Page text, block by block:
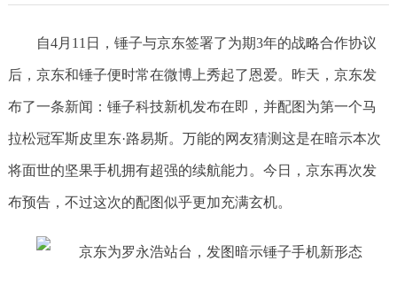
自4月11日，锤子与京东签署了为期3年的战略合作协议
后，京东和锤子便时常在微博上秀起了恩爱。昨天，京东发
布了一条新闻：锤子科技新机发布在即，并配图为第一个马
拉松冠军斯皮里东·路易斯。万能的网友猜测这是在暗示本次
将面世的坚果手机拥有超强的续航能力。今日，京东再次发
布预告，不过这次的配图似乎更加充满玄机。